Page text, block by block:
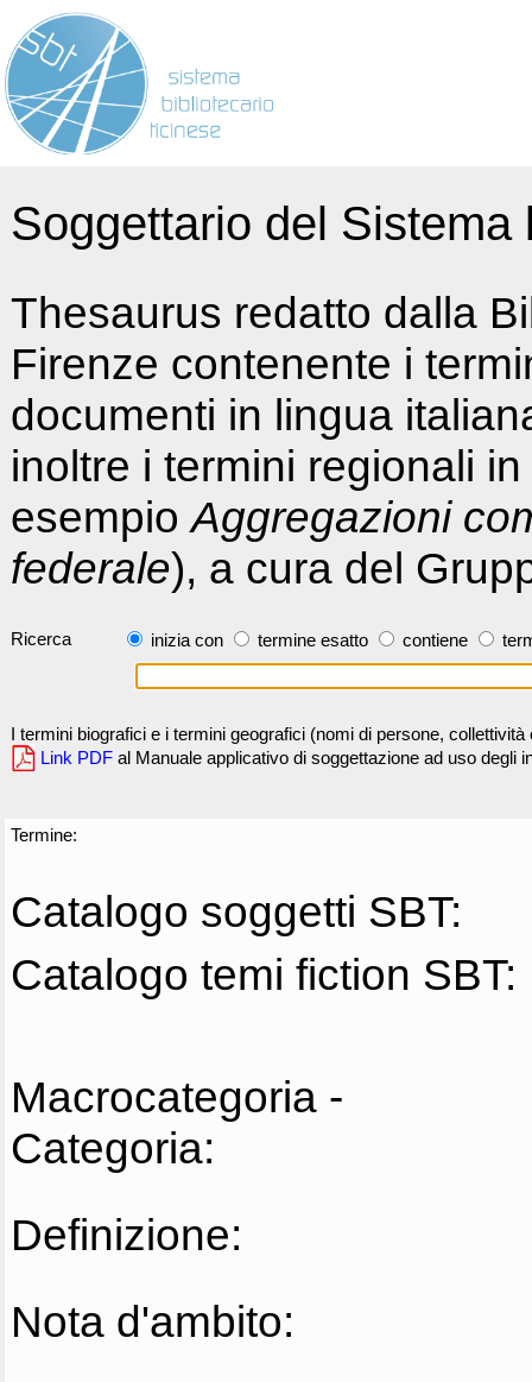
Soggettario del
Thesaurus redatto dalla
Firenze contenente i
documenti in lingua
inoltre i termini regionali
esempioAggregazioni
federale), a cura del
Ricerca inizia con termine esatto contiene
I termini biografici e i termini geografici (nomi di persone,
Link PDF al Manuale applicativo di soggettazione ad uso degli
Termine:
Catalogo soggetti SBT:
Catalogo temi fiction SBT:
Macrocategoria -
Categoria:
Definizione:
Nota d'ambito: